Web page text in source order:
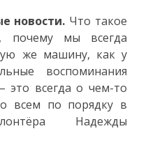
новости. Что такое
почему мы всегда
же машину, как у
воспоминания
это всегда о чем-то
всем по порядку в
Надежды